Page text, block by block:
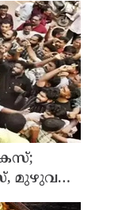
മുഴുവൻ